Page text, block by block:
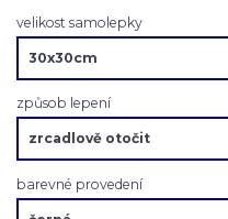
velikost samolepky
způsob lepení
barevné provedení